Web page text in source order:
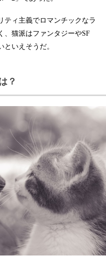
ティ主義でロマンチックなラ
、猫派はファンタジーやSF
といえそうだ。
？